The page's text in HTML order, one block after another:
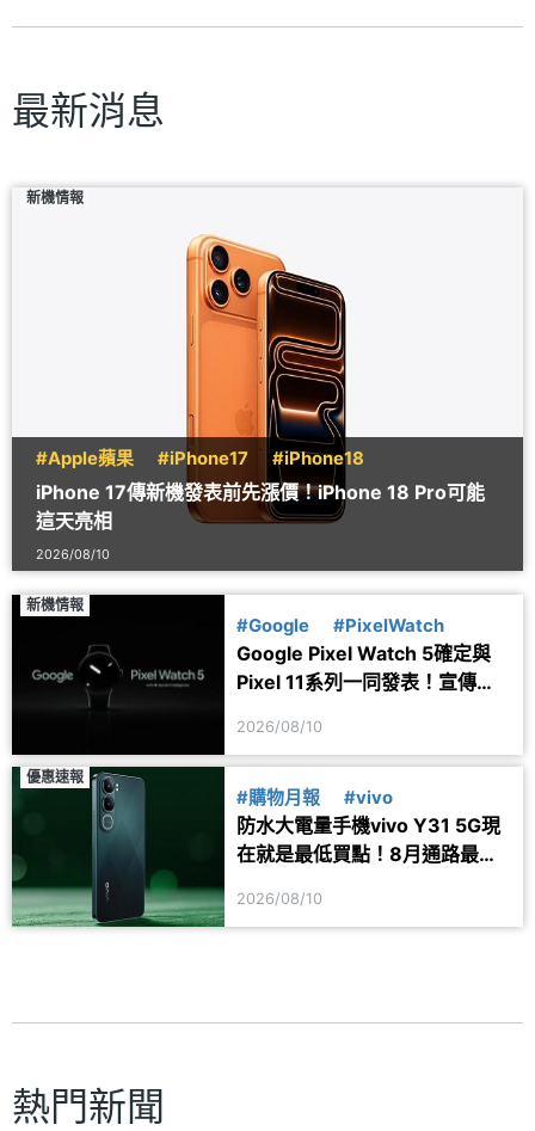
最新消息
新機情報
#Apple蘋果 #iPhone17 #iPhone18
iPhone 17傳新機發表前先漲價！iPhone 18 Pro可能
這天亮相
2026/08/10
新機情報
#Google #PixelWatch
Google Pixel Watch 5確定與
Pixel 11系列一同發表！宣傳圖
2026/08/10
優惠速報
#購物月報 #vivo
防水大電量手機vivo Y31 5G現
在就是最低買點！8月通路最新
2026/08/10
熱門新聞